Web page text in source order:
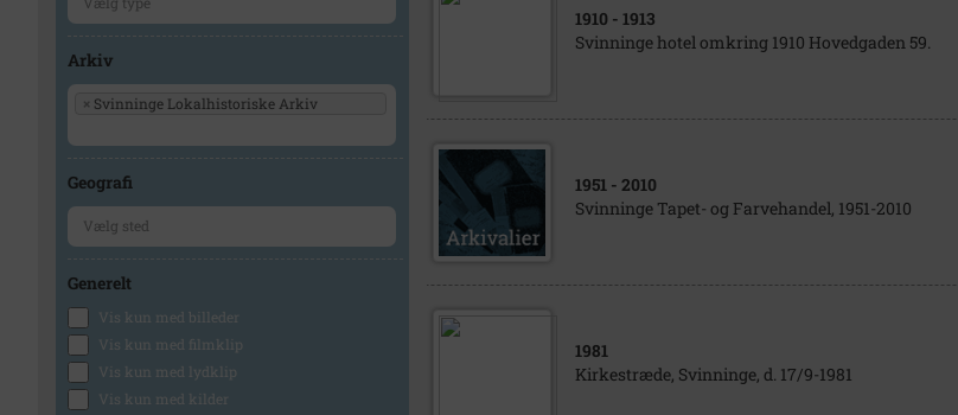
Arkiv
× Svinninge Lokalhistoriske Arkiv
Geografi
Generelt
Vis kun med billeder
Vis kun med filmklip
Vis kun med lydklip
Vis kun med kilder
1910 - 1913
Svinninge hotel omkring 1910 Hovedgaden 59.
1951 - 2010
Svinninge Tapet- og Farvehandel, 1951-2010
1981
Kirkestræde, Svinninge, d. 17/9-1981